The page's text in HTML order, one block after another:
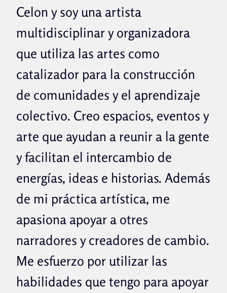
Celon y soy una artista
multidisciplinar y organizadora
que utiliza las artes como
catalizador para la construcción
de comunidades y el aprendizaje
colectivo. Creo espacios, eventos y
arte que ayudan a reunir a la gente
y facilitan el intercambio de
energías, ideas e historias. Además
de mi práctica artística, me
apasiona apoyar a otres
narradores y creadores de cambio.
Me esfuerzo por utilizar las
habilidades que tengo para apoyar